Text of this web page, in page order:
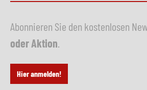
Abonnieren Sie den kostenlosen
oder Aktion
Hier anmelden!